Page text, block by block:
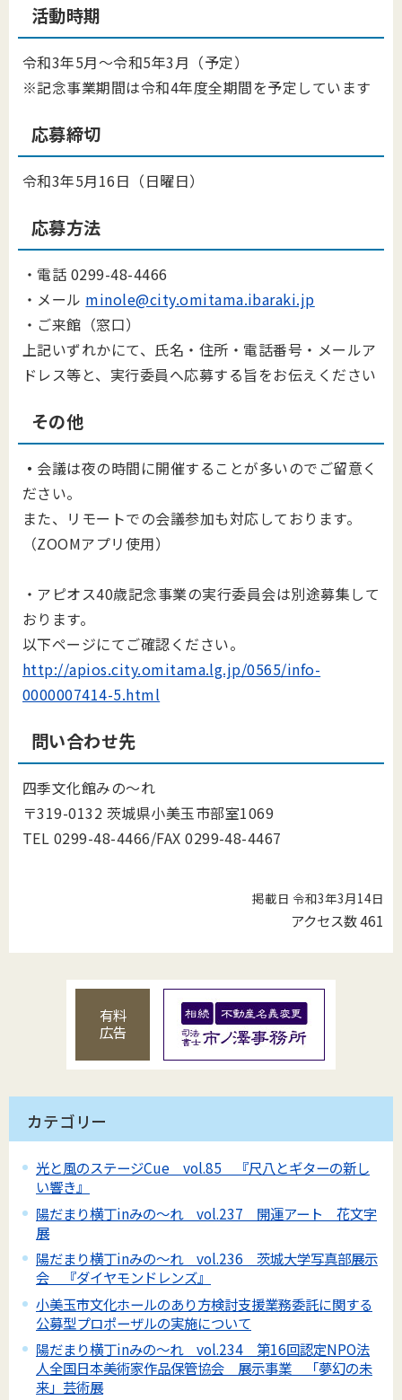
活動時期
令和3年5月～令和5年3月（予定）
※記念事業期間は令和4年度全期間を予定しています
応募締切
令和3年5月16日（日曜日）
応募方法
・電話 0299-48-4466
・メール minole@city.omitama.ibaraki.jp
・ご来館（窓口）
上記いずれかにて、氏名・住所・電話番号・メールア
ドレス等と、実行委員へ応募する旨をお伝えください
その他
・ 会議は夜の時間に開催することが多いのでご留意く
ださい。
また、リモートでの会議参加も対応しております。
（ZOOMアプリ使用）
・アピオス40歳記念事業の実行委員会は別途募集して
おります。
以下ページにてご確認ください。
http://apios.city.omitama.lg.jp/0565/info-
0000007414-5.html
問い合わせ先
四季文化館みの～れ
〒319-0132 茨城県小美玉市部室1069
TEL 0299-48-4466/FAX 0299-48-4467
掲載日 令和3年3月14日
アクセス数461
有料
広告
カテゴリー
光と風のステージCue vol.85 『尺八とギターの新し
い響き』
陽だまり横丁inみの～れ vol.237 開運アート 花文字
展
陽だまり横丁inみの～れ vol.236 茨城大学写真部展示
会 『ダイヤモンドレンズ』
小美玉市文化ホールのあり方検討支援業務委託に関する
公募型プロポーザルの実施について
陽だまり横丁inみの～れ vol.234 第16回認定NPO法
人全国日本美術家作品保管協会 展示事業 「夢幻の未
来」芸術展